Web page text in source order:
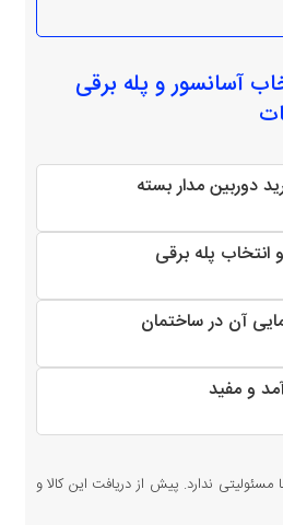
آسانسور و پله برقی
دوربین مدار بسته
انتخاب پله برقی
آن در ساختمان
و مفید
مسئولیتی ندارد. پیش از دریافت این کالا و